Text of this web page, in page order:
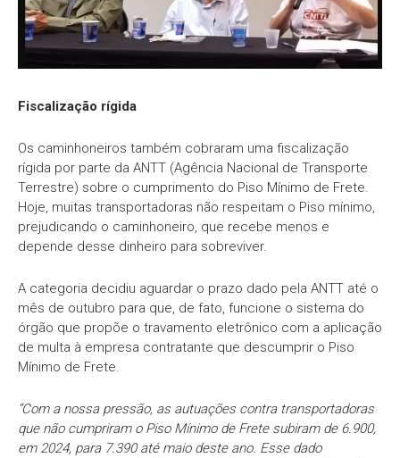
Fiscalização rígida
Os caminhoneiros também cobraram uma fiscalização
rígida por parte da ANTT (Agência Nacional de Transporte
Terrestre) sobre o cumprimento do Piso Mínimo de Frete.
Hoje, muitas transportadoras não respeitam o Piso mínimo,
prejudicando o caminhoneiro, que recebe menos e
depende desse dinheiro para sobreviver.
A categoria decidiu aguardar o prazo dado pela ANTT até o
mês de outubro para que, de fato, funcione o sistema do
órgão que propõe o travamento eletrônico com a aplicação
de multa à empresa contratante que descumprir o Piso
Mínimo de Frete.
“Com a nossa pressão, as autuações contra transportadoras
que não cumpriram o Piso Mínimo de Frete subiram de 6.900,
em 2024, para 7.390 até maio deste ano. Esse dado